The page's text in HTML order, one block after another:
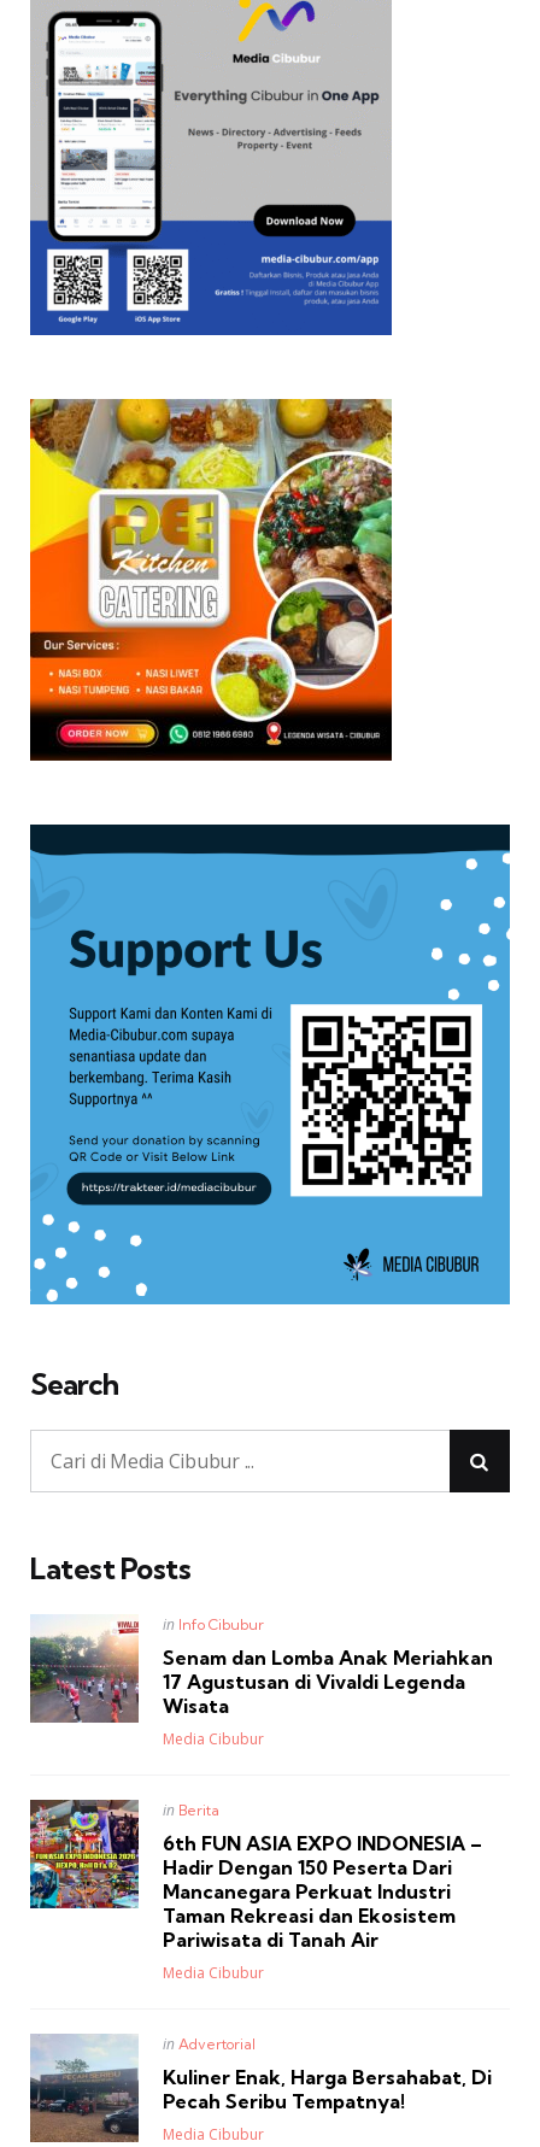
Search
Latest Posts
Posted
in Info Cibubur
Senam dan Lomba Anak Meriahkan
17 Agustusan di Vivaldi Legenda
Wisata
Posted
Media Cibubur
Posted
in
in Berita
6th FUN ASIA EXPO INDONESIA –
Hadir Dengan 150 Peserta Dari
Mancanegara Perkuat Industri
Taman Rekreasi dan Ekosistem
Pariwisata di Tanah Air
Posted
Media Cibubur
Posted
in Advertorial
Kuliner Enak, Harga Bersahabat, Di
Pecah Seribu Tempatnya!
Posted
Media Cibubur